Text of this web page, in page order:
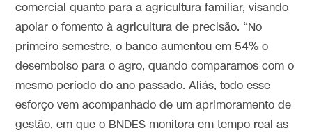
comercial quanto para a agricultura familiar, visando
apoiar o fomento à agricultura de precisão. “No
primeiro semestre, o banco aumentou em 54% o
desembolso para o agro, quando comparamos com o
mesmo período do ano passado. Aliás, todo esse
esforço vem acompanhado de um aprimoramento de
gestão, em que o BNDES monitora em tempo real as